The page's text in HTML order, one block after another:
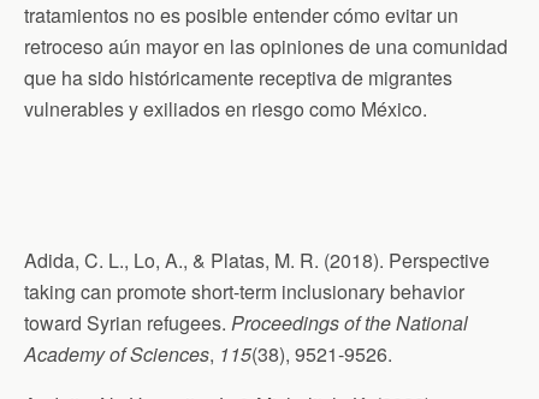
tratamientos no es posible entender cómo evitar un
retroceso aún mayor en las opiniones de una comunidad
que ha sido históricamente receptiva de migrantes
vulnerables y exiliados en riesgo como México.
Adida, C. L., Lo, A., & Platas, M. R. (2018). Perspective
taking can promote short-term inclusionary behavior
toward Syrian refugees. Proceedings of the National
Academy of Sciences, 115(38), 9521-9526.